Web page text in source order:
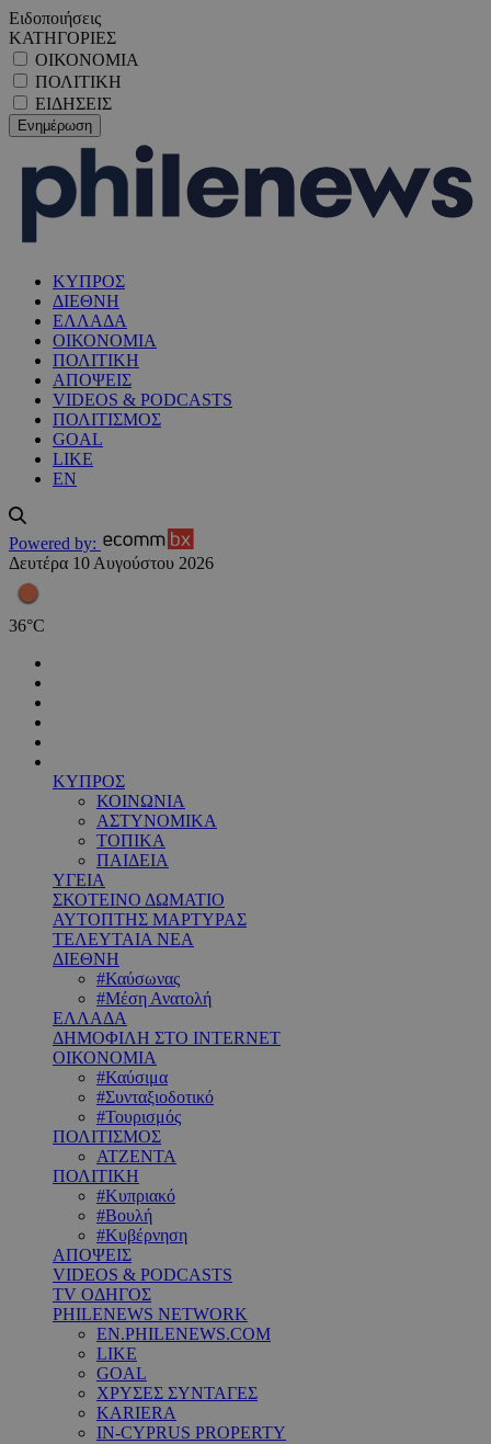
Ειδοποιήσεις
ΚΑΤΗΓΟΡΙΕΣ
ΟΙΚΟΝΟΜΙΑ
ΠΟΛΙΤΙΚΗ
ΕΙΔΗΣΕΙΣ
ΚΥΠΡΟΣ
ΔΙΕΘΝΗ
ΕΛΛΑΔΑ
ΟΙΚΟΝΟΜΙΑ
ΠΟΛΙΤΙΚΗ
ΑΠΟΨΕΙΣ
VIDEOS & PODCASTS
ΠΟΛΙΤΙΣΜΟΣ
GOAL
LIKE
EN
Powered by:
Δευτέρα 10 Αυγούστου 2026
36°C
ΚΥΠΡΟΣ
ΚΟΙΝΩΝΙΑ
ΑΣΤΥΝΟΜΙΚΑ
ΤΟΠΙΚΑ
ΠΑΙΔΕΙΑ
ΥΓΕΙΑ
ΣΚΟΤΕΙΝΟ ΔΩΜΑΤΙΟ
ΑΥΤΟΠΤΗΣ ΜΑΡΤΥΡΑΣ
ΤΕΛΕΥΤΑΙΑ ΝΕΑ
ΔΙΕΘΝΗ
#Καύσωνας
#Μέση Ανατολή
ΕΛΛΑΔΑ
ΔΗΜΟΦΙΛΗ ΣΤΟ INTERNET
ΟΙΚΟΝΟΜΙΑ
#Καύσιμα
#Συνταξιοδοτικό
#Τουρισμός
ΠΟΛΙΤΙΣΜΟΣ
ΑΤΖΕΝΤΑ
ΠΟΛΙΤΙΚΗ
#Κυπριακό
#Βουλή
#Κυβέρνηση
ΑΠΟΨΕΙΣ
VIDEOS & PODCASTS
TV ΟΔΗΓΟΣ
PHILENEWS NETWORK
EN.PHILENEWS.COM
LIKE
GOAL
ΧΡΥΣΕΣ ΣΥΝΤΑΓΕΣ
KARIERA
IN-CYPRUS PROPERTY